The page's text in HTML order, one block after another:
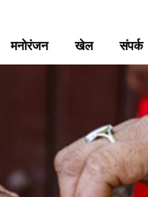
मनोरंजन खेल संपर्क